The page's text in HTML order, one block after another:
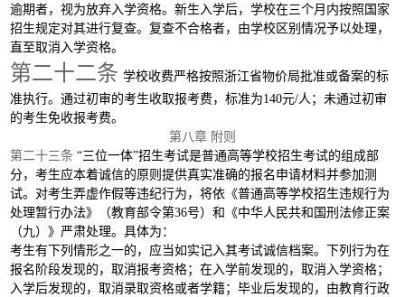
逾期者，视为放弃入学资格。新生入学后，学校在三个月内按照国家
招生规定对其进行复查。复查不合格者，由学校区别情况予以处理，
直至取消入学资格。
第二十二条 学校收费严格按照浙江省物价局批准或备案的标
准执行。通过初审的考生收取报考费，标准为140元/人；未通过初审
的考生免收报考费。
第八章 附则
第二十三条 “三位一体”招生考试是普通高等学校招生考试的组成部
分，考生应本着诚信的原则提供真实准确的报名申请材料并参加测
试。对考生弄虚作假等违纪行为，将依《普通高等学校招生违规行为
处理暂行办法》（教育部令第36号）和《中华人民共和国刑法修正案
（九）》严肃处理。具体为：
考生有下列情形之一的，应当如实记入其考试诚信档案。下列行为在
报名阶段发现的，取消报考资格；在入学前发现的，取消入学资格；
入学后发现的，取消录取资格或者学籍；毕业后发现的，由教育行政